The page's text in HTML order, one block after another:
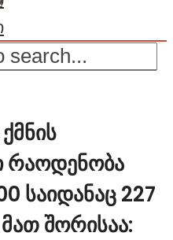
ᲠᲐᲝᲓᲔᲜᲝᲑᲐ
ᲡᲐᲘᲓᲐᲜᲐᲪ 227
ᲨᲝᲠᲘᲡᲐᲐ: